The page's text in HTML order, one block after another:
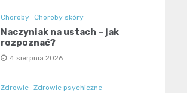
Choroby Choroby skóry
Naczyniak na ustach – jak
rozpoznać?
4 sierpnia 2026
Zdrowie Zdrowie psychiczne